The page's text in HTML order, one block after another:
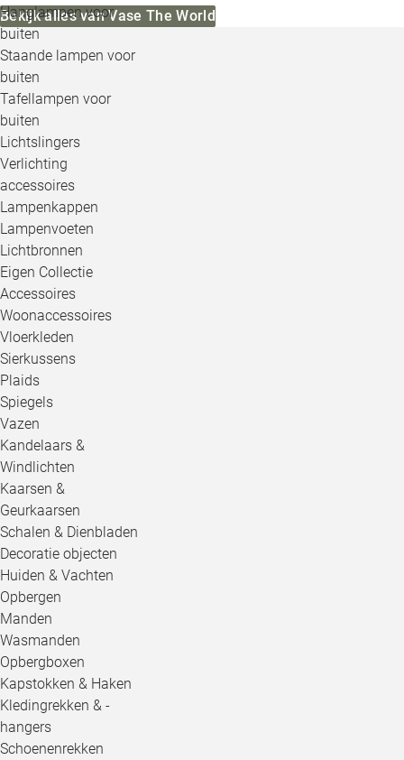
Hanglampen voor
buiten
Staande lampen voor
buiten
Tafellampen voor
buiten
Lichtslingers
Verlichting
accessoires
Lampenkappen
Lampenvoeten
Lichtbronnen
Eigen Collectie
Accessoires
Woonaccessoires
Vloerkleden
Sierkussens
Plaids
Spiegels
Vazen
Kandelaars &
Windlichten
Kaarsen &
Geurkaarsen
Schalen & Dienbladen
Decoratie objecten
Huiden & Vachten
Opbergen
Manden
Wasmanden
Opbergboxen
Kapstokken & Haken
Kledingrekken & -
hangers
Schoenenrekken
Bekijk alles van Vase The World